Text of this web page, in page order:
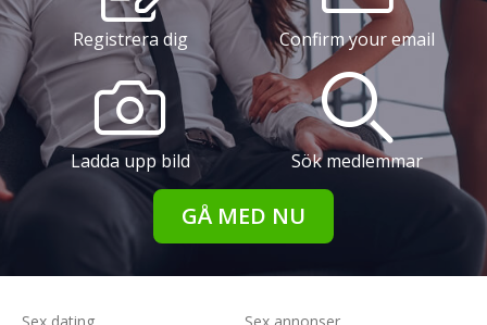
Registrera dig Confirm your email
Ladda upp bild Sök medlemmar
GÅ MED NU
Sex dating
Sex annonser